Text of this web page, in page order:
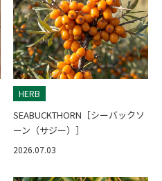
HERB
SEABUCKTHORN［シーバックソ
ーン（サジー）］
2026.07.03